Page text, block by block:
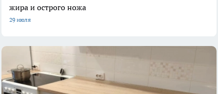
жира и острого ножа
29 июля